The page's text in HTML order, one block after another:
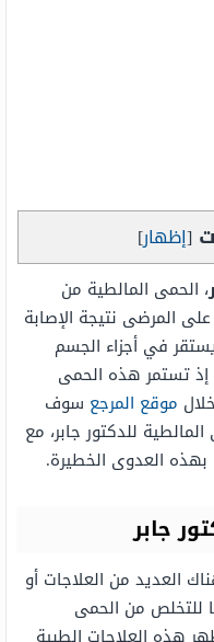
[إظهار]
، الحمى المالطية من
المرضى نتيجة الإصابة
في أجزاء الجسم
إذ تستمر هذه الحمى
موقع المرجع سوف
للدكتور جابر، مع
بهذه العدوى الخطيرة.
جابر
العديد من العلاجات أو
للتخلص من الحمى